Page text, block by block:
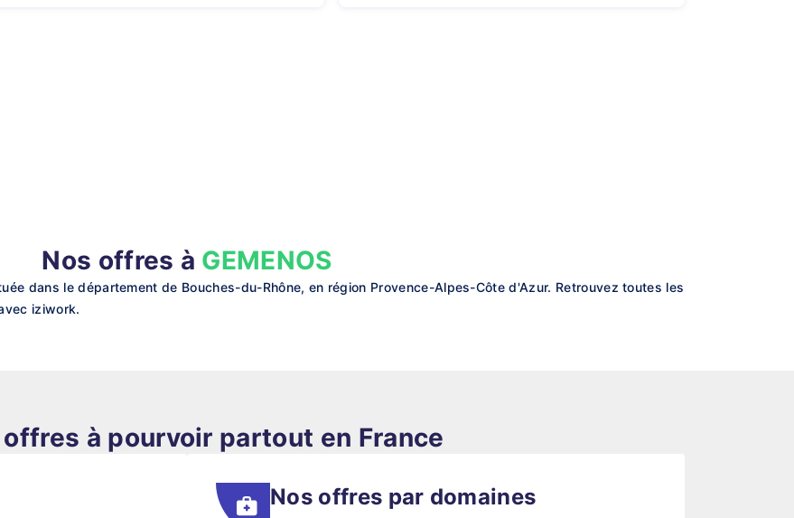
Nos offres à GEMENOS
dans le département de Bouches-du-Rhône, en région Provence-Alpes-Côte d'Azur. Retrouvez toutes les
iziwork.
offres à pourvoir partout en France
Nos offres par domaines